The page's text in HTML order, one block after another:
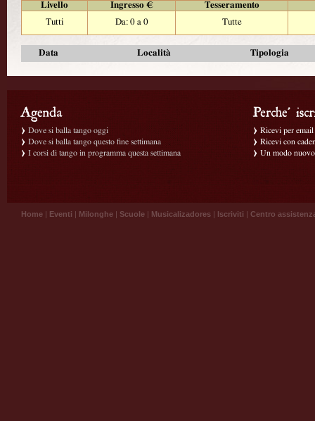
Livello
Ingresso €
Tesseramento
Tutti
Da: 0 a 0 Tutte
Data Località Tipologia
Dove si balla tango oggi
Dove si balla tango questo fine settimana
I corsi di tango in programma questa settimana
Ricevi per
Ricevi con
Un modo
Home | Eventi | Milonghe | Scuole | Musicalizadores | Iscriviti | Centro